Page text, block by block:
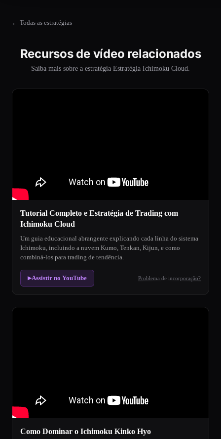
← Todas as estratégias
Recursos de vídeo relacionados
Saiba mais sobre a estratégia Estratégia Ichimoku Cloud.
Tutorial Completo e Estratégia de Trading com
Ichimoku Cloud
Um guia educacional abrangente explicando cada linha do sistema
Ichimoku, incluindo a nuvem Kumo, Tenkan, Kijun, e como
combiná-los para trading de tendência.
▶Assistir no YouTube Problema de incorporação?
Como Dominar o Ichimoku Kinko Hyo